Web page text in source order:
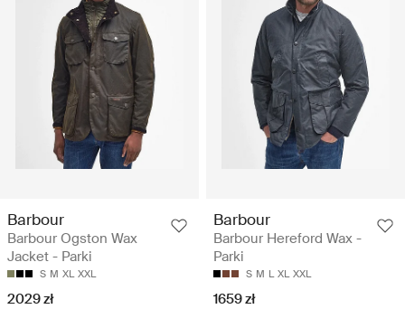
Barbour
Barbour Ogston Wax
Jacket - Parki
S M XL XXL
2029 zł
Barbour
Barbour Hereford Wax -
Parki
S M L XL XXL
1659 zł